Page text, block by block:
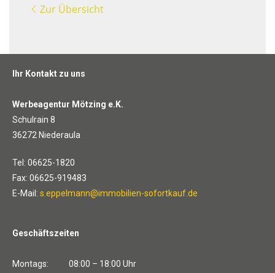
Zur Übersicht
Ihr Kontakt zu uns
Werbeagentur Mötzing e.K.
Schulrain 8
36272 Niederaula
Tel: 06625-1820
Fax: 06625-919483
E-Mail: s.eppelmann@immobilien-sofortkauf.de
Geschäftszeiten
Montags: 08:00 – 18:00 Uhr